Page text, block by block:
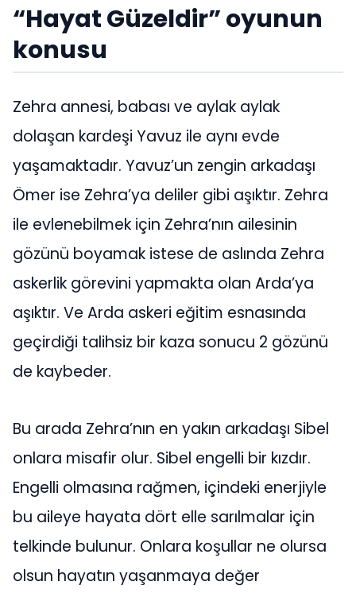
“Hayat Güzeldir” oyunun
konusu
Zehra annesi, babası ve aylak aylak
dolaşan kardeşi Yavuz ile aynı evde
yaşamaktadır. Yavuz’un zengin arkadaşı
Ömer ise Zehra’ya deliler gibi aşıktır. Zehra
ile evlenebilmek için Zehra’nın ailesinin
gözünü boyamak istese de aslında Zehra
askerlik görevini yapmakta olan Arda’ya
aşıktır. Ve Arda askeri eğitim esnasında
geçirdiği talihsiz bir kaza sonucu 2 gözünü
de kaybeder.
Bu arada Zehra’nın en yakın arkadaşı Sibel
onlara misafir olur. Sibel engelli bir kızdır.
Engelli olmasına rağmen, içindeki enerjiyle
bu aileye hayata dört elle sarılmalar için
telkinde bulunur. Onlara koşullar ne olursa
olsun hayatın yaşanmaya değer